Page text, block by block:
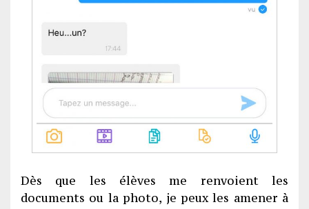
Dès que les élèves me renvoient les
documents ou la photo, je peux les amener à